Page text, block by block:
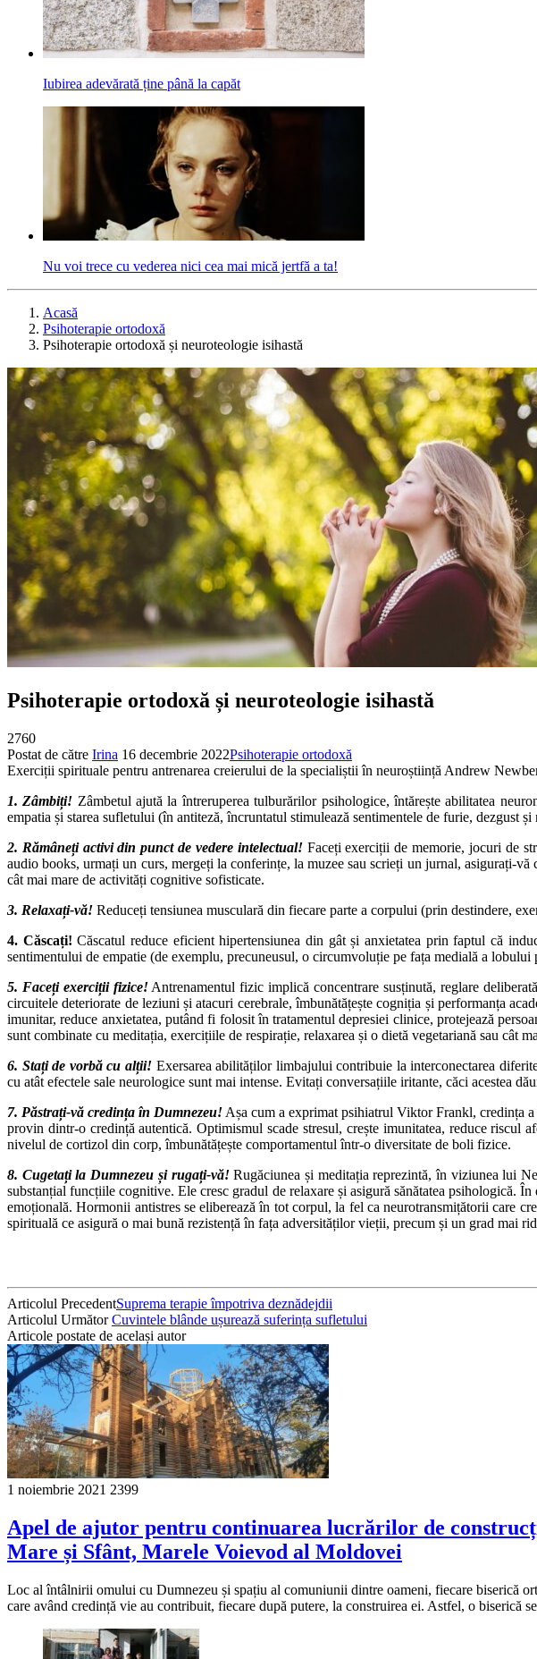
Iubirea adevărată ține până la capăt
Nu voi trece cu vederea nici cea mai mică jertfă a ta!
Acasă
Psihoterapie ortodoxă
Psihoterapie ortodoxă și neuroteologie isihastă
Psihoterapie ortodoxă și neuroteologie isihastă
2760
Postat de către Irina 16 decembrie 2022Psihoterapie ortodoxă
Exerciții spirituale pentru antrenarea creierului de la specialiștii în neuroștiință Andrew
1. Zâmbiți! Zâmbetul ajută la întreruperea tulburărilor psihologice, întărește abilitatea
empatia și starea sufletului (în antiteză, încruntatul stimulează sentimentele de furie, dezgust și
2. Rămâneți activi din punct de vedere intelectual! Faceți exerciții de memorie, jocuri de
audio books, urmați un curs, mergeți la conferințe, la muzee sau scrieți un jurnal, asigurați-
cât mai mare de activități cognitive sofisticate.
3. Relaxați-vă! Reduceți tensiunea musculară din fiecare parte a corpului (prin destindere,
4. Căscați! Căscatul reduce eficient hipertensiunea din gât și anxietatea prin faptul că
sentimentului de empatie (de exemplu, precuneusul, o circumvoluție pe fața medială a
5. Faceți exerciții fizice!Antrenamentul fizic implică concentrare susținută, reglare
circuitele deteriorate de leziuni și atacuri cerebrale, îmbunătățește cogniția și performanța
imunitar, reduce anxietatea, putând fi folosit în tratamentul depresiei clinice, protejează
sunt combinate cu meditația, exercițiile de respirație, relaxarea și o dietă vegetariană sau cât
6. Stați de vorbă cu alții!Exersarea abilităților limbajului contribuie la interconectarea
cu atât efectele sale neurologice sunt mai intense. Evitați conversațiile iritante, căci acestea
7. Păstrați-vă credința în Dumnezeu! Așa cum a exprimat psihiatrul Viktor Frankl, credința
provin dintr-o credință autentică. Optimismul scade stresul, crește imunitatea, reduce riscul
nivelul de cortizol din corp, îmbunătățește comportamentul într-o diversitate de boli fizice.
8. Cugetați la Dumnezeu și rugați-vă!Rugăciunea și meditația reprezintă, în viziunea lui
substanțial funcțiile cognitive. Ele cresc gradul de relaxare și asigură sănătatea psihologică.
emoțională. Hormonii antistres se eliberează în tot corpul, la fel ca neurotransmițătorii care
spirituală ce asigură o mai bună rezistență în fața adversităților vieții, precum și un grad mai
Articolul PrecedentSuprema terapie împotriva deznădejdii
Articolul UrmătorCuvintele blânde ușurează suferința sufletului
Articole postate de același autor
1 noiembrie 2021 2399
Apel de ajutor pentru continuarea lucrărilor de
Mare și Sfânt, Marele Voievod al Moldovei
Loc al întâlnirii omului cu Dumnezeu și spațiu al comuniunii dintre oameni, fiecare biserică
care având credință vie au contribuit, fiecare după putere, la construirea ei. Astfel, o biserică